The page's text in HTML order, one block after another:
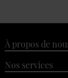
À propos de
Nos services